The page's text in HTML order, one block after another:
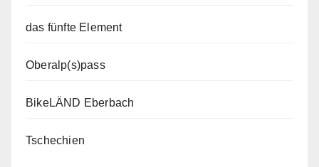
das fünfte Element
Oberalp(s)pass
BikeLÄND Eberbach
Tschechien